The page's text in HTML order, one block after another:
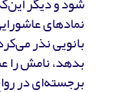
نمادهای
بانویی نذر
بدهد، نامش را
برجسته‌ای در